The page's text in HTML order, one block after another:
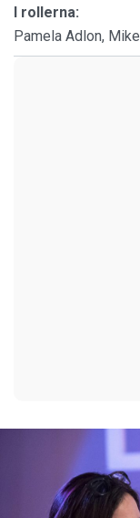
I rollerna:
Pamela Adlon,